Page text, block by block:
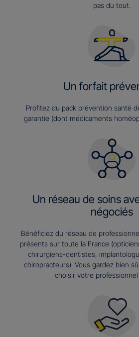
pas du tout.
Un forfait
Profitez du pack prévention santé
garantie (dont médicaments
Un réseau de soins
négociés
Bénéficiez du réseau de
présents sur toute la France
chirurgiens-dentistes,
chiropracteurs). Vous gardez bien
choisir votre